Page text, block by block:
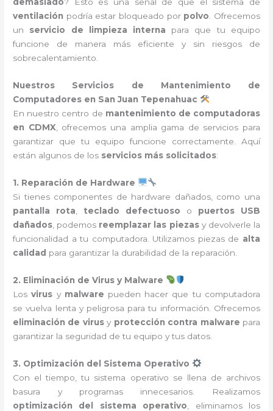
ventilación podría estar bloqueado por polvo . Ofrecemos
un servicio de limpieza interna para que tu equipo
funcione de manera más eficiente y sin riesgos de
sobrecalentamiento.
Nuestros Servicios de Mantenimiento de
Computadores en San Juan Tepenahuac
En nuestro centro de mantenimiento de computadoras
en CDMX , ofrecemos una amplia gama de servicios para
garantizar que tu equipo funcione correctamente. Aquí
están algunos de los servicios más solicitados:
1. Reparación de Hardware
Si tienes componentes de hardware dañados, como una
pantalla rota
teclado defectuoso o puertos USB
dañados , podemos reemplazar las piezasy devolverle la
funcionalidad a tu computadora. Utilizamos piezas de alta
calidad para garantizar la durabilidad de la reparación.
2. Eliminación de Virus y Malware
Losvirus y malware pueden hacer que tu computadora
se vuelva lenta y peligrosa para tu información. Ofrecemos
eliminación de virusy protección contra malware para
garantizar la seguridad de tu equipo y tus datos.
3. Optimización del Sistema Operativo
Con el tiempo, tu sistema operativo se llena de archivos
basura y programas innecesarios. Realizamos
optimización del sistema operativo , eliminamos los